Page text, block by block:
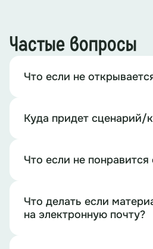
Частые вопросы
Что если не
Куда придет сценарий/
Что если не понравится
Что делать если
на электронную почту?